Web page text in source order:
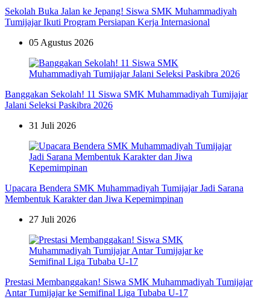
Sekolah Buka Jalan ke Jepang! Siswa SMK Muhammadiyah
Tumijajar Ikuti Program Persiapan Kerja Internasional
05 Agustus 2026
Banggakan Sekolah! 11 Siswa SMK Muhammadiyah Tumijajar
Jalani Seleksi Paskibra 2026
31 Juli 2026
Upacara Bendera SMK Muhammadiyah Tumijajar Jadi Sarana
Membentuk Karakter dan Jiwa Kepemimpinan
27 Juli 2026
Prestasi Membanggakan! Siswa SMK Muhammadiyah Tumijajar
Antar Tumijajar ke Semifinal Liga Tubaba U-17